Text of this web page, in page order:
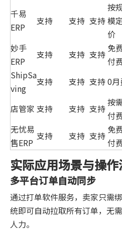
千易
ERP
支持 支持 支持
按
模
价
妙手
ERP
支持 支持 支持
免
付
ShipSa
ving
支持 支持 支持0月
店管家 支持 支持 支持
按
付
无忧易
售ERP
支持 支持 支持
免
付
实际应用场景与操
多平台订单自动同步
通过打单软件服务，卖家只需
统即可自动拉取所有订单，无
人力。